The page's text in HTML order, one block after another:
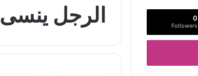
الرجل ينسى 0
Followers